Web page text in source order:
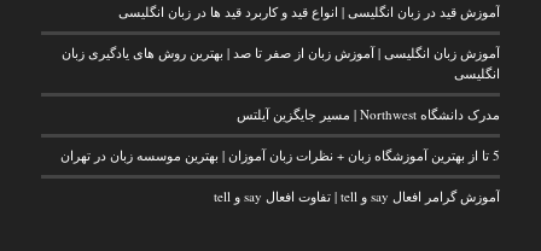
آموزش قید در زبان انگلیسی | انواع قید و کاربرد قید ها در زبان انگلیسی
آموزش زبان انگلیسی | آموزش زبان از صفر تا صد | بهترین روش های یادگیری زبان
انگلیسی
مدرک دانشگاه Northwest | مسیر جایگزین آیلتس
5 تا از بهترین آموزشگاه زبان + نظرات زبان آموزان | بهترین موسسه زبان در تهران
آموزش گرامر افعال say و tell | تفاوت افعال say و tell